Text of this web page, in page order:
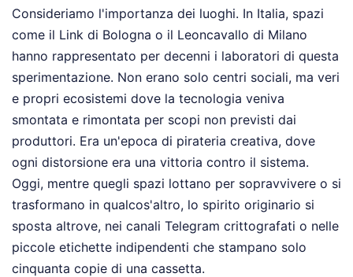
Consideriamo l'importanza dei luoghi. In Italia, spazi
come il Link di Bologna o il Leoncavallo di Milano
hanno rappresentato per decenni i laboratori di questa
sperimentazione. Non erano solo centri sociali, ma veri
e propri ecosistemi dove la tecnologia veniva
smontata e rimontata per scopi non previsti dai
produttori. Era un'epoca di pirateria creativa, dove
ogni distorsione era una vittoria contro il sistema.
Oggi, mentre quegli spazi lottano per sopravvivere o si
trasformano in qualcos'altro, lo spirito originario si
sposta altrove, nei canali Telegram crittografati o nelle
piccole etichette indipendenti che stampano solo
cinquanta copie di una cassetta.